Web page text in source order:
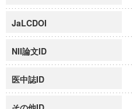
JaLCDOI
NII論文ID
医中誌ID